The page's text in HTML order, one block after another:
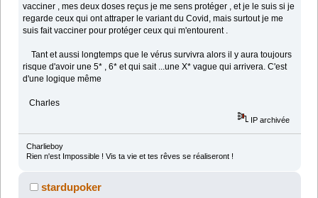
vacciner , mes deux doses reçus je me sens protéger , et je le suis si je
regarde ceux qui ont attraper le variant du Covid, mais surtout je me
suis fait vacciner pour protéger ceux qui m'entourent .
Tant et aussi longtemps que le vérus survivra alors il y aura toujours
risque d'avoir une 5* , 6* et qui sait ...une X* vague qui arrivera. C'est
d'une logique même
Charles
IP archivée
Charlieboy
Rien n'est Impossible ! Vis ta vie et tes rêves se réaliseront !
stardupoker